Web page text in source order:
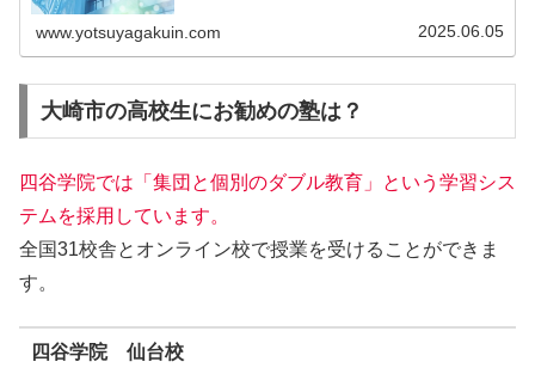
www.yotsuyagakuin.com 2025.06.05
大崎市の高校生にお勧めの塾は？
四谷学院では「集団と個別のダブル教育」という学習シス
テムを採用しています。
全国31校舎とオンライン校で授業を受けることができま
す。
四谷学院 仙台校